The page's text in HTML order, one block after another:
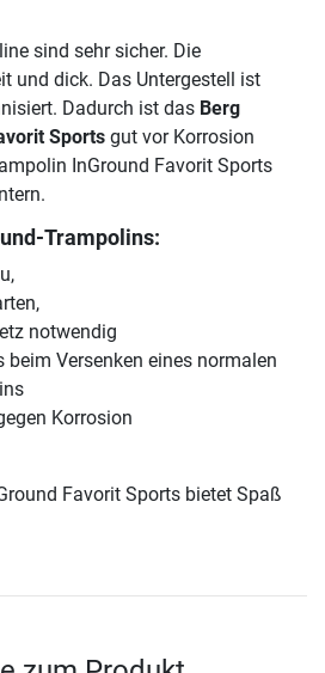
sind sehr sicher. Die
und dick. Das Untergestell ist
Dadurch ist das Berg
Sports gut vor Korrosion
InGround Favorit Sports
Trampolins:
notwendig
beim Versenken eines normalen
Korrosion
Favorit Sports bietet Spaß